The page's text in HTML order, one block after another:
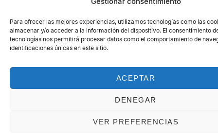
Para ofrecer las mejores experiencias, utilizamos tecnologías como las
almacenar y/o acceder a la información del dispositivo. El consentimiento
tecnologías nos permitirá procesar datos como el comportamiento de
identificaciones únicas en este sitio.
ACEPTAR
DENEGAR
VER PREFERENCIAS